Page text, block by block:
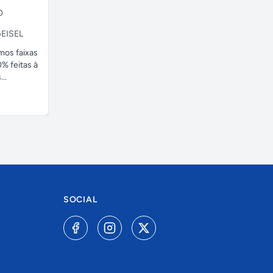
faixas
feitas à
SOCIAL